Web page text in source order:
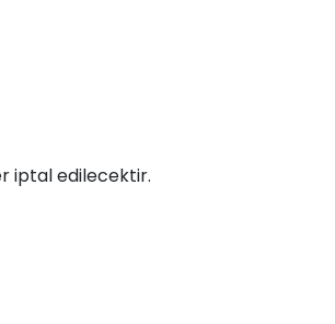
iptal edilecektir.